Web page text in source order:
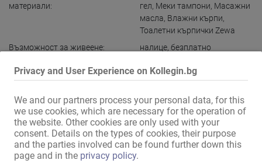
Privacy and User Experience on Kollegin.bg
We and our partners process your personal data, for this
we use cookies, which are necessary for the operation of
the website. Other cookies are only used with your
consent. Details on the types of cookies, their purpose
and the parties involved can be found further down this
page and in the privacy policy.
материали: гел, Меки тампони, Масажни
масла, Влажни кърпи,
Тоалетни кърпички Zewa
Възможност за живеене:
налице, безплатно
Други услуги:
Телефонистка на
издаването на необходимите
работни документи
Оборудване на адреса